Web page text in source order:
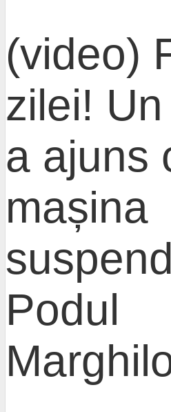
(video)
zilei!
a ajuns
mașina
Podul